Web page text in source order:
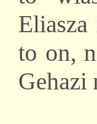
to on,
Gehazi